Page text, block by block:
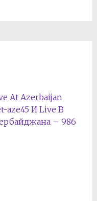
At Azerbaijan
aze45 И Live В
– 986